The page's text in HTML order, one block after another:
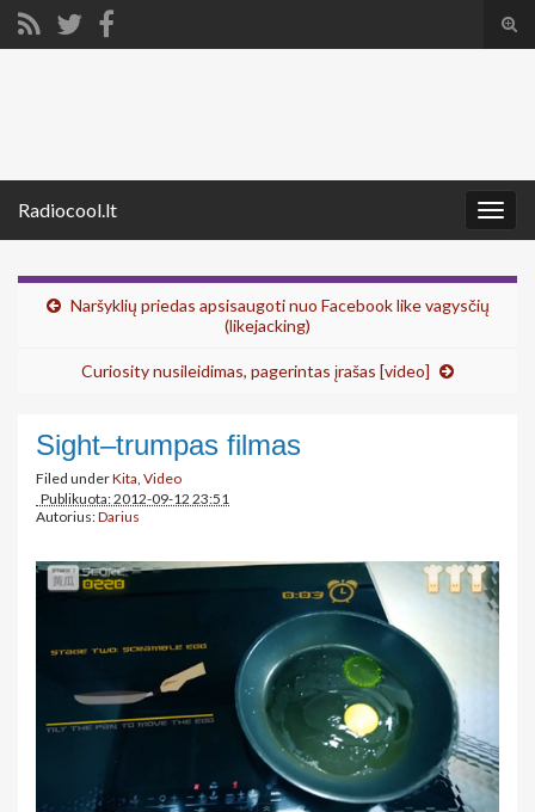
Radiocool.lt
Naršyklių priedas apsisaugoti nuo Facebook like vagysčių
(likejacking)
Curiosity nusileidimas, pagerintas įrašas [video]
Sight–trumpas filmas
Filed underKita, Video
Publikuota: 2012-09-12 23:51
Autorius:Darius